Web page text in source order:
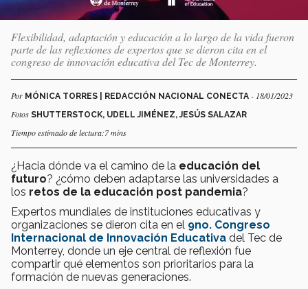
Flexibilidad, adaptación y educación a lo largo de la vida fueron
parte de las reflexiones de expertos que se dieron cita en el
congreso de innovación educativa del Tec de Monterrey.
Por MÓNICA TORRES | REDACCIÓN NACIONAL CONECTA - 18/01/2023
Fotos SHUTTERSTOCK, UDELL JIMÉNEZ, JESÚS SALAZAR
Tiempo estimado de lectura:7 mins
¿Hacia dónde va el camino de la educación del
futuro? ¿cómo deben adaptarse las universidades a
los retos de la educación post pandemia?
Expertos mundiales de instituciones educativas y
organizaciones se dieron cita en el 9no. Congreso
Internacional de Innovación Educativa del Tec de
Monterrey, donde un eje central de reflexión fue
compartir qué elementos son prioritarios para la
formación de nuevas generaciones.